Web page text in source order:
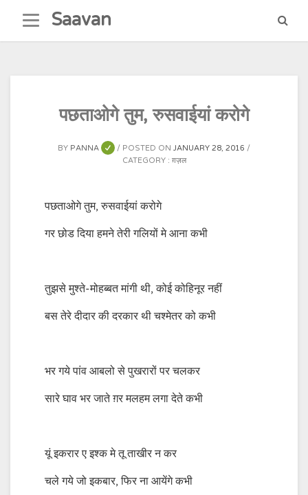
content
Saavan
पछताओगे तुम, रुसवाईयां करोगे
BY PANNA POSTED ON JANUARY 28, 2016
CATEGORY : ग़ज़ल
पछताओगे तुम, रुसवाईयां करोगे
गर छोड दिया हमने तेरी गलियों मे आना कभी
तुझसे मुश्ते-मोहब्बत मांगी थी, कोई कोहिनूर नहीं
बस तेरे दीदार की दरकार थी चश्मेतर को कभी
भर गये पांव आबलो से पुखरारों पर चलकर
सारे घाव भर जाते ग़र मलहम लगा देते कभी
यूं इकरार ए इश्क मे तू ताखीर न कर
चले गये जो इकबार, फिर ना आयेंगे कभी